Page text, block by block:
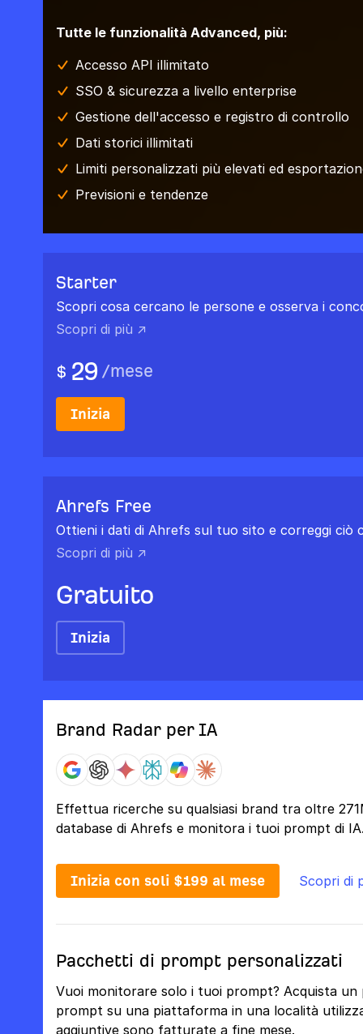
Tutte le funzionalità Advanced, più:
Accesso API illimitato
SSO & sicurezza a livello enterprise
Gestione dell'accesso e registro di controllo
Dati storici illimitati
Limiti personalizzati più elevati ed
Previsioni e tendenze
Starter
Scopri cosa cercano le persone e osserva i
Scopri di più ↗
$ 29 /mese
Inizia
Ahrefs Free
Ottieni i dati di Ahrefs sul tuo sito e correggi ciò
Scopri di più ↗
Gratuito
Inizia
Brand Radar per IA
Effettua ricerche su qualsiasi brand tra oltre
database di Ahrefs e monitora i tuoi prompt di
Inizia con soli $199 al mese Scopri di
Pacchetti di prompt personalizzati
Vuoi monitorare solo i tuoi prompt? Acquista
prompt su una piattaforma in una località
aggiuntive sono fatturate a fine mese.